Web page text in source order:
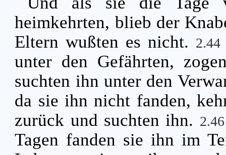
heimkehrten, blieb der
Eltern wußten es nicht.
unter den Gefährten,
suchten ihn unter den
da sie ihn nicht fanden,
zurück und suchten ihn.
Tagen fanden sie ihn im